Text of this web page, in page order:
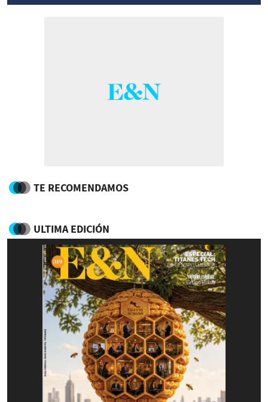
TE RECOMENDAMOS
ULTIMA EDICIÓN